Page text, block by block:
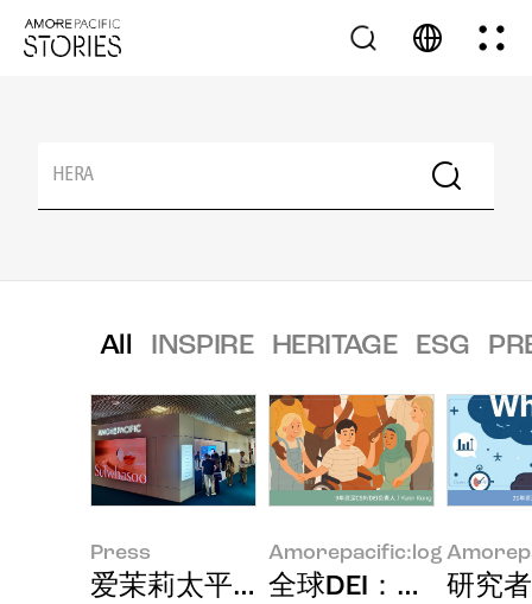
All INSPIRE HERITAGE ESG
Press
爱茉莉太平洋第12次亮相法国戛
Amorepacific:log
全球DEI：美欧亚篇​​
研究